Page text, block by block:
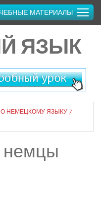
ЯЗЫК
МАТЕРИАЛЫ
НЕМЕЦКОМУ ЯЗЫКУ 7
немцы